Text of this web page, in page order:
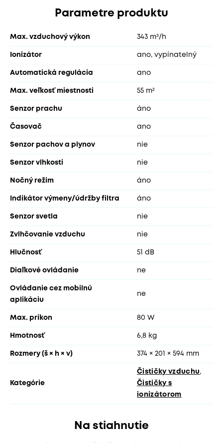
Parametre produktu
Max. vzduchový výkon 343 m³/h
Ionizátor ano, vypínatelný
Automatická regulácia ano
Max. veľkosť miestnosti 55 m²
Senzor prachu áno
Časovač ano
Senzor pachov a plynov nie
Senzor vlhkosti nie
Nočný režim áno
Indikátor výmeny/údržby filtra áno
Senzor svetla nie
Zvlhčovanie vzduchu nie
Hlučnosť 51 dB
Diaľkové ovládanie ne
Ovládanie cez mobilnú
aplikáciu
ne
Max. príkon 80 W
Hmotnosť 6,8 kg
Rozmery (š × h × v) 374 × 201 × 594 mm
Kategórie
Čističky vzduchu,
Čističky s
ionizátorom
Na stiahnutie